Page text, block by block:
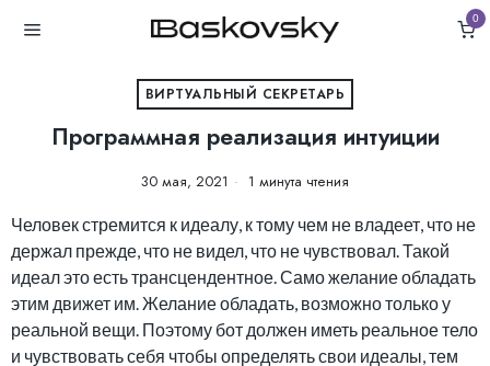
0
ВИРТУАЛЬНЫЙ СЕКРЕТАРЬ
Программная реализация интуиции
30 мая, 2021 1 минута чтения
Человек стремится к идеалу, к тому чем не владеет, что не
держал прежде, что не видел, что не чувствовал. Такой
идеал это есть трансцендентное. Само желание обладать
этим движет им. Желание обладать, возможно только у
реальной вещи. Поэтому бот должен иметь реальное тело
и чувствовать себя чтобы определять свои идеалы, тем